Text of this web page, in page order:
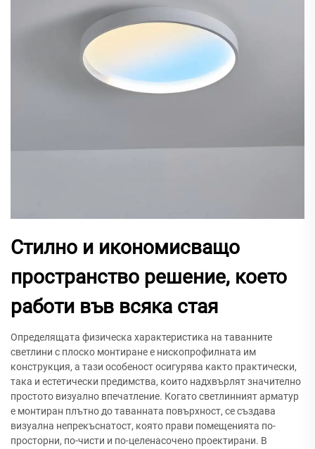
Стилно и икономисващо
пространство решение, което
работи във всяка стая
Определящата физическа характеристика на таванните
светлини с плоско монтиране е нископрофилната им
конструкция, а тази особеност осигурява както практически,
така и естетически предимства, които надхвърлят значително
простото визуално впечатление. Когато светлинният арматур
е монтиран плътно до таванната повърхност, се създава
визуална непрекъснатост, която прави помещенията по-
просторни, по-чисти и по-целенасочено проектирани. В